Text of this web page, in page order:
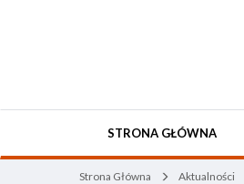
STRONA GŁÓWNA
Strona Główna Aktualności